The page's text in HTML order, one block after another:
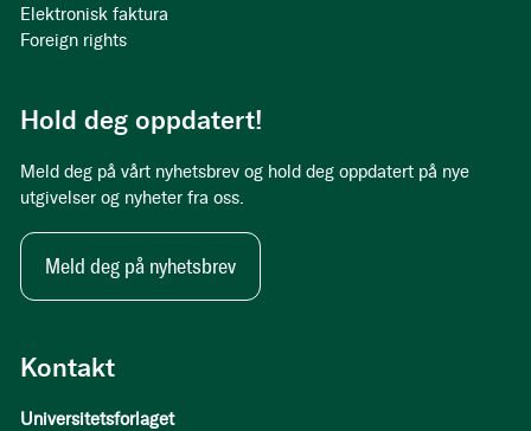
Kontakt
Universitetsforlaget
Elektronisk faktura
Foreign rights
Hold deg oppdatert!
Meld deg på vårt nyhetsbrev og hold deg oppdatert på nye
utgivelser og nyheter fra oss.
Meld deg på nyhetsbrev